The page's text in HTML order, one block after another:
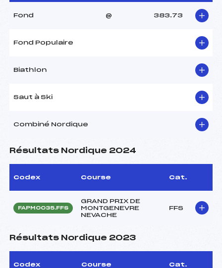
Fond @ 383.73
Fond Populaire
Biathlon
Saut à Ski
Combiné Nordique
Résultats Nordique 2024
Codex Course Cat.
FAPM0035.FFS
GRAND PRIX DE
MONTGENEVRE
NEVACHE
FFS
Résultats Nordique 2023
Codex Course Cat.